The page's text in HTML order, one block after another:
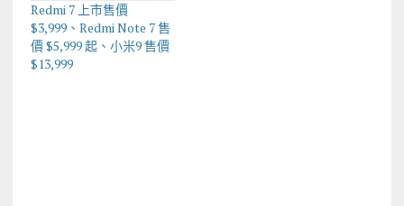
Redmi 7 上市售價
$3,999、Redmi Note 7 售
價 $5,999 起、小米9 售價
$13,999